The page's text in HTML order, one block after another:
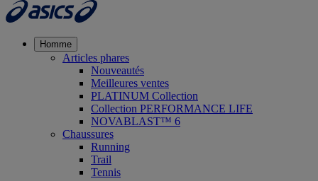
Homme
Articles phares
Nouveautés
Meilleures ventes
PLATINUM Collection
Collection PERFORMANCE LIFE
NOVABLAST™ 6
Chaussures
Running
Trail
Tennis